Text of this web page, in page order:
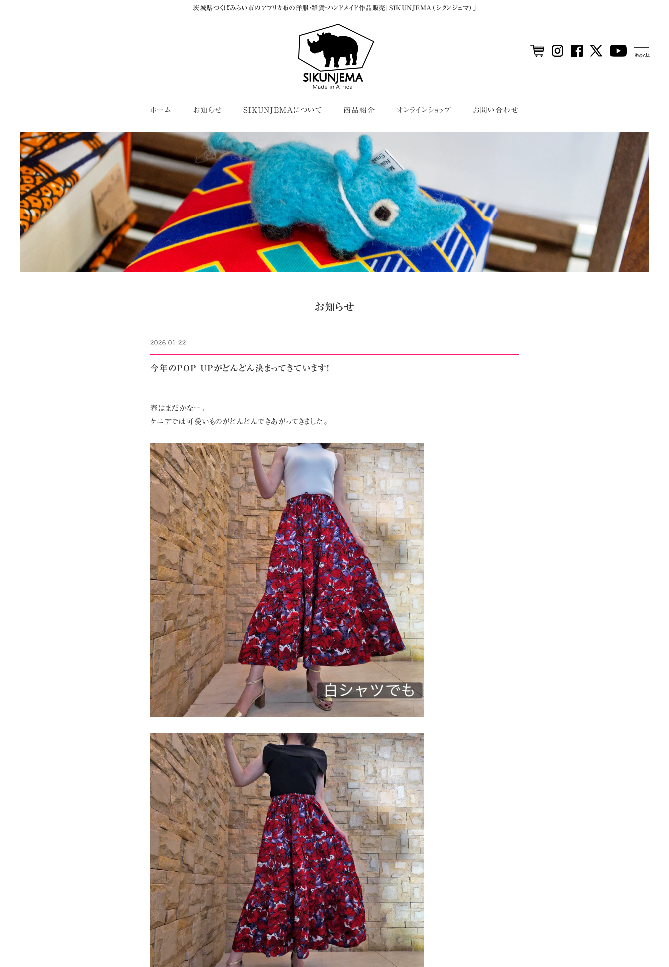
MEN
茨城県つくばみらい市のアフリカ布の洋服・雑貨・ハンドメイド作品販売「SIKUNJEMA（シクンジェマ）」
content
ホーム お知らせ SIKUNJEMAについて 商品紹介 オンラインショップ お問い合わせ
お知らせ
2026.01.22
今年のPOP UPがどんどん決まってきています!
春はまだかなー。
ケニアでは可愛いものがどんどんできあがってきました。